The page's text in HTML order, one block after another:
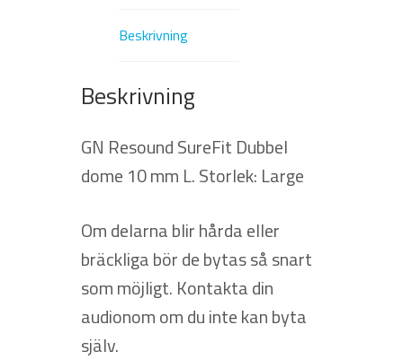
Beskrivning
Beskrivning
GN Resound SureFit Dubbel
dome 10 mm L. Storlek: Large
Om delarna blir hårda eller
bräckliga bör de bytas så snart
som möjligt. Kontakta din
audionom om du inte kan byta
själv.